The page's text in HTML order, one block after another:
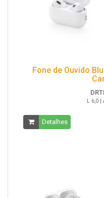
Fone de Ouvido
L 6,0 |
Detalhes